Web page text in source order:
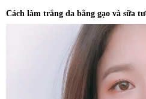
Cách làm trắng da bằng gạo và sữa